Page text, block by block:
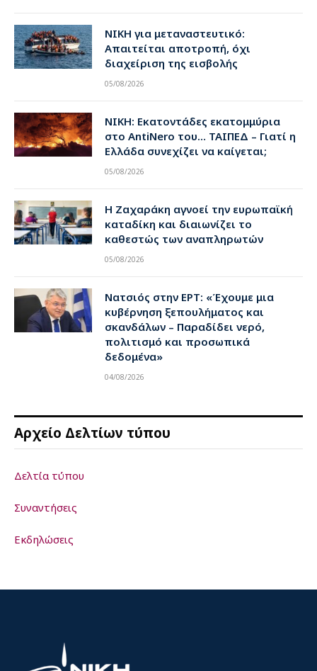
ΝΙΚΗ για μεταναστευτικό:
Απαιτείται αποτροπή, όχι
διαχείριση της εισβολής
05/08/2026
ΝΙΚΗ: Εκατοντάδες εκατομμύρια
στο AntiNero του… ΤΑΙΠΕΔ – Γιατί η
Ελλάδα συνεχίζει να καίγεται;
05/08/2026
Η Ζαχαράκη αγνοεί την ευρωπαϊκή
καταδίκη και διαιωνίζει το
καθεστώς των αναπληρωτών
05/08/2026
Νατσιός στην ΕΡΤ: «Έχουμε μια
κυβέρνηση ξεπουλήματος και
σκανδάλων – Παραδίδει νερό,
πολιτισμό και προσωπικά
δεδομένα»
04/08/2026
Αρχείο Δελτίων τύπου
Δελτία τύπου
Συναντήσεις
Εκδηλώσεις